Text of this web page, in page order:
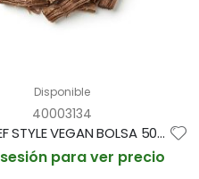
Disponible
40003134
PULLED BEEF STYLE VEGAN BOLSA 500G (CAJA 4 BOLSAS)
para ver precio